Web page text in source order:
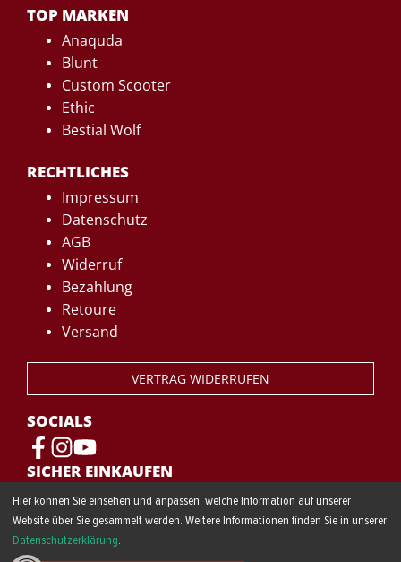
TOP MARKEN
Anaquda
Blunt
Custom Scooter
Ethic
Bestial Wolf
RECHTLICHES
Impressum
Datenschutz
AGB
Widerruf
Bezahlung
Retoure
Versand
VERTRAG WIDERRUFEN
SOCIALS
SICHER EINKAUFEN
Hier können Sie einsehen und anpassen, welche Information auf unserer
Website über Sie gesammelt werden. Weitere Informationen finden Sie in unserer
Datenschutzerklärung.